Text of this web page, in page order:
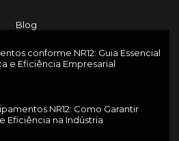
Blog
conforme NR12: Guia Essencial
e Eficiência Empresarial
NR12: Como Garantir
Eficiência na Indústria